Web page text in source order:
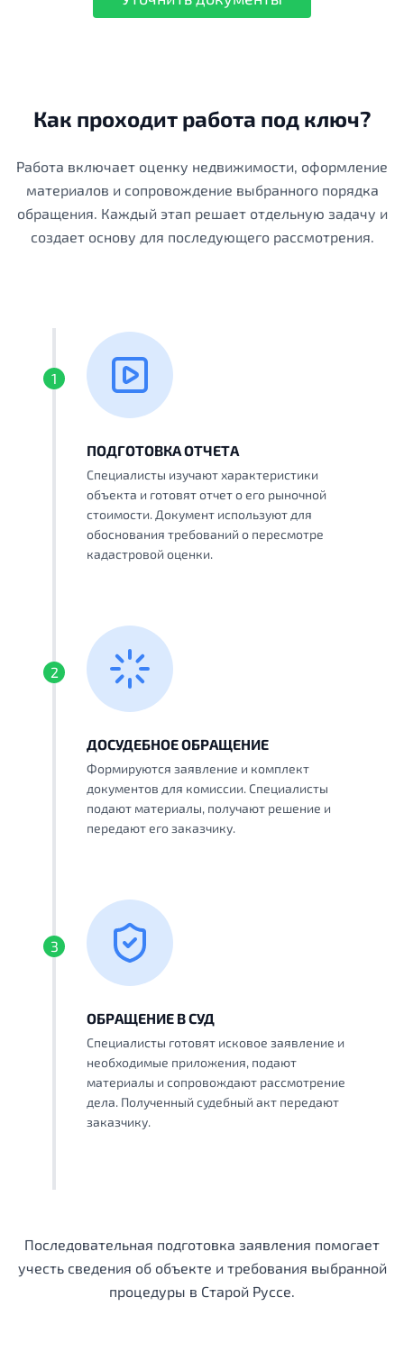
Как проходит работа под ключ?
Работа включает оценку недвижимости, оформление
материалов и сопровождение выбранного порядка
обращения. Каждый этап решает отдельную задачу и
создает основу для последующего рассмотрения.
1
ПОДГОТОВКА ОТЧЕТА
Специалисты изучают характеристики
объекта и готовят отчет о его рыночной
стоимости. Документ используют для
обоснования требований о пересмотре
кадастровой оценки.
2
ДОСУДЕБНОЕ ОБРАЩЕНИЕ
Формируются заявление и комплект
документов для комиссии. Специалисты
подают материалы, получают решение и
передают его заказчику.
3
ОБРАЩЕНИЕ В СУД
Специалисты готовят исковое заявление и
необходимые приложения, подают
материалы и сопровождают рассмотрение
дела. Полученный судебный акт передают
заказчику.
Последовательная подготовка заявления помогает
учесть сведения об объекте и требования выбранной
процедуры в Старой Руссе.